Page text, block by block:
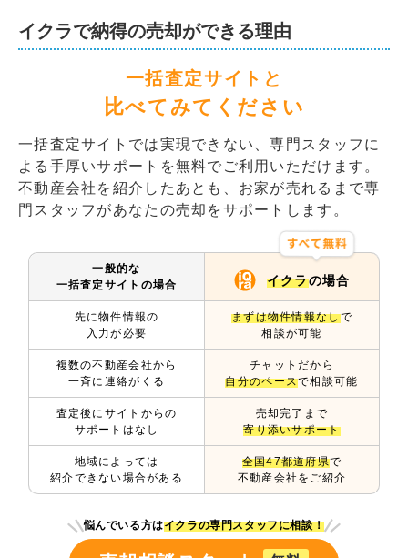
イクラで納得の売却ができる理由
一括査定サイトと
比べてみてください
一括査定サイトでは実現できない、専門スタッフに
よる手厚いサポートを無料でご利用いただけます。
不動産会社を紹介したあとも、お家が売れるまで専
門スタッフがあなたの売却をサポートします。
一般的な
一括査定サイトの場合
イクラの場合
先に物件情報の
入力が必要
まずは物件情報なしで
相談が可能
複数の不動産会社から
一斉に連絡がくる
チャットだから
自分のペースで相談可能
査定後にサイトからの
サポートはなし
売却完了まで
寄り添いサポート
地域によっては
紹介できない場合がある
全国47都道府県で
不動産会社をご紹介
悩んでいる方はイクラの専門スタッフに相談！